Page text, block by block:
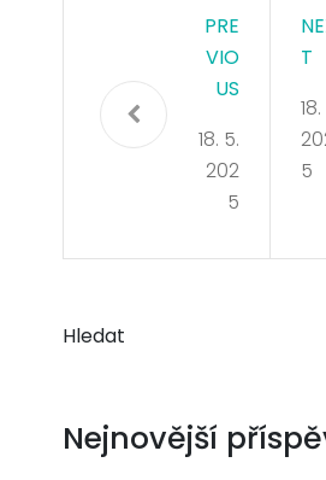
PRE
VIO
US
18. 5.
202
5
T
5
Hledat
Nejnovější